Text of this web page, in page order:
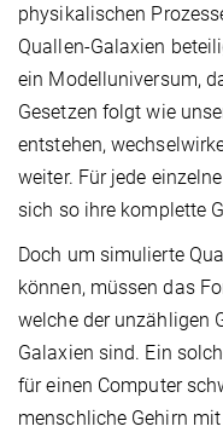
physikalischen
Quallen-Galaxien
ein Modelluniversum,
Gesetzen folgt wie
entstehen,
weiter. Für jede
sich so ihre komplette
Doch um simulierte
können, müssen das
welche der unzähligen
Galaxien sind. Ein
für einen Computer
menschliche Gehirn